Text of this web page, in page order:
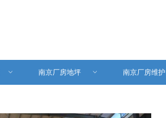
ꀁ ꀁ
南京厂房地坪 南京厂房维护